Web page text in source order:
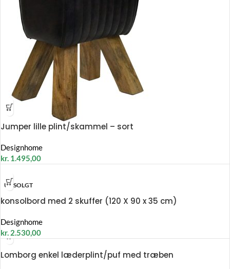
Jumper lille plint/skammel – sort
Designhome
kr. 1.495,00
UDSOLGT
konsolbord med 2 skuffer (120 X 90 x 35 cm)
Designhome
kr. 2.530,00
Lomborg enkel læderplint/puf med træben